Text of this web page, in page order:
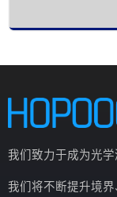
我们致力于成为光学
我们将不断提升境界